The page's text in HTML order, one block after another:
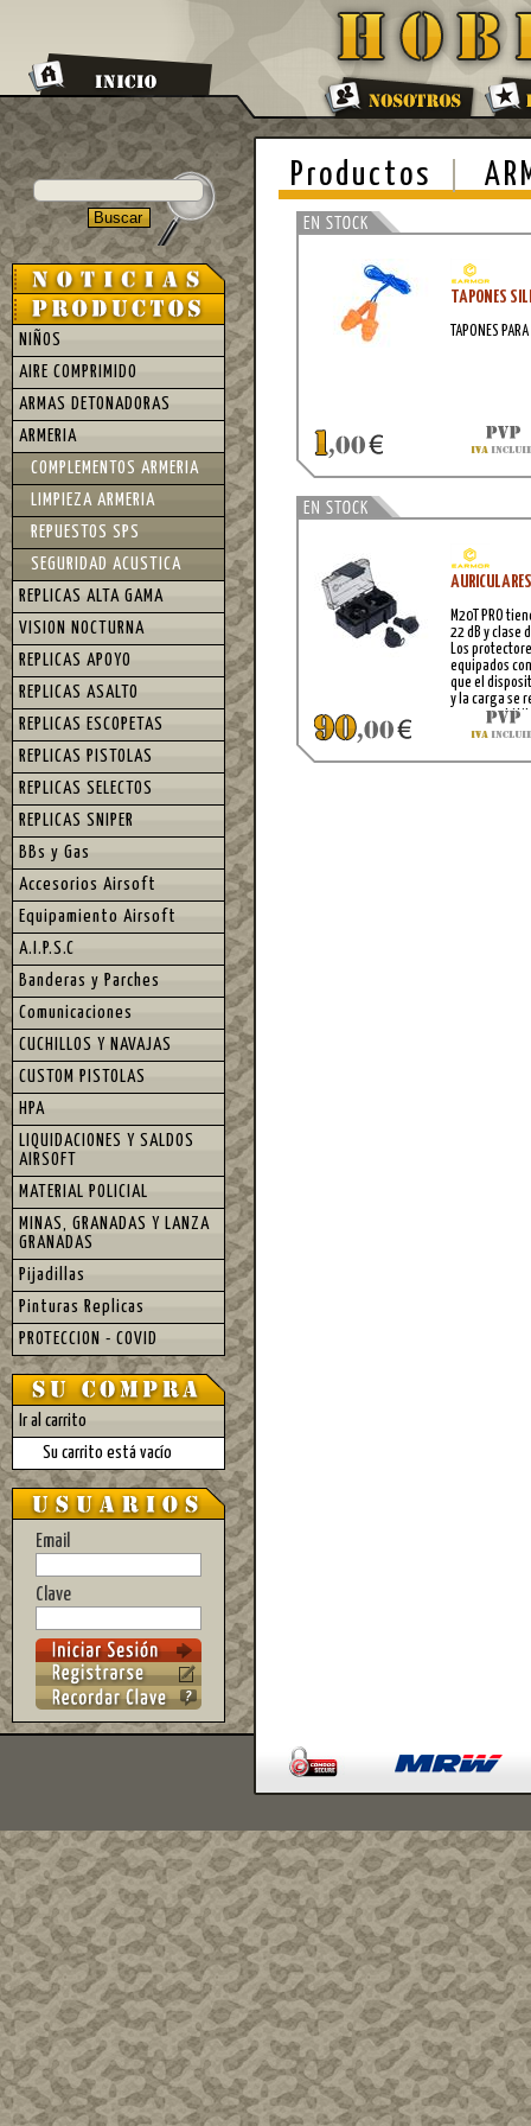
Productos
TAPONES
TAPONES
M20T PRO
22 dB y clase
Los
equipados
que el
y la carga se
carga
tiene su
NIÑOS
AIRE COMPRIMIDO
ARMAS DETONADORAS
ARMERIA
COMPLEMENTOS ARMERIA
LIMPIEZA ARMERIA
REPUESTOS SPS
SEGURIDAD ACUSTICA
REPLICAS ALTA GAMA
VISION NOCTURNA
REPLICAS APOYO
REPLICAS ASALTO
REPLICAS ESCOPETAS
REPLICAS PISTOLAS
REPLICAS SELECTOS
REPLICAS SNIPER
BBs y Gas
Accesorios Airsoft
Equipamiento Airsoft
A.I.P.S.C
Banderas y Parches
Comunicaciones
CUCHILLOS Y NAVAJAS
CUSTOM PISTOLAS
HPA
LIQUIDACIONES Y SALDOS
AIRSOFT
MATERIAL POLICIAL
MINAS, GRANADAS Y LANZA
GRANADAS
Pijadillas
Pinturas Replicas
PROTECCION - COVID
Ir al carrito
Su carrito está vacío
Email
Clave